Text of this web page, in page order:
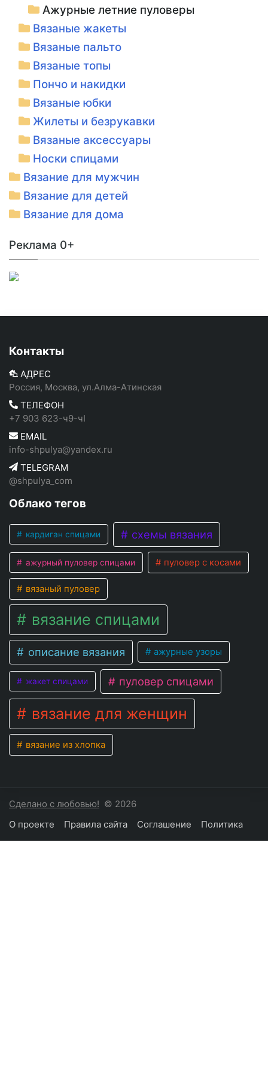
Ажурные летние пуловеры
Вязаные жакеты
Вязаные пальто
Вязаные топы
Пончо и накидки
Вязаные юбки
Жилеты и безрукавки
Вязаные аксессуары
Носки спицами
Вязание для мужчин
Вязание для детей
Вязание для дома
Реклама 0+
Контакты
АДРЕС
Россия, Москва, ул.Алма-Атинская
ТЕЛЕФОН
+7 903 623-ч9-чI
EMAIL
info-shpulya@yandex.ru
TELEGRAM
@shpulya_com
Облако тегов
кардиган спицами схемы вязания
ажурный пуловер спицами пуловер с косами
вязаный пуловер
вязание спицами
описание вязания ажурные узоры
жакет спицами пуловер спицами
вязание для женщин
вязание из хлопка
Сделано с любовью! © 2026
О проекте
Правила сайта Соглашение Политика